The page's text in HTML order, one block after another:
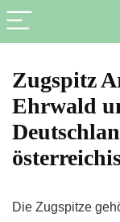
Zugspitz
Ehrwald
Die Zugspitze